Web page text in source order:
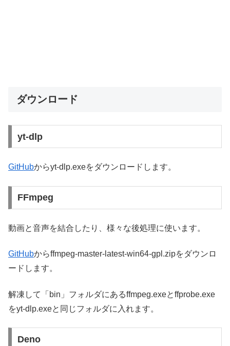
ダウンロード
yt-dlp
GitHubからyt-dlp.exeをダウンロードします。
FFmpeg
動画と音声を結合したり、様々な後処理に使います。
GitHubからffmpeg-master-latest-win64-gpl.zipをダウンロ
ードします。
解凍して「bin」フォルダにあるffmpeg.exeとffprobe.exe
をyt-dlp.exeと同じフォルダに入れます。
Deno